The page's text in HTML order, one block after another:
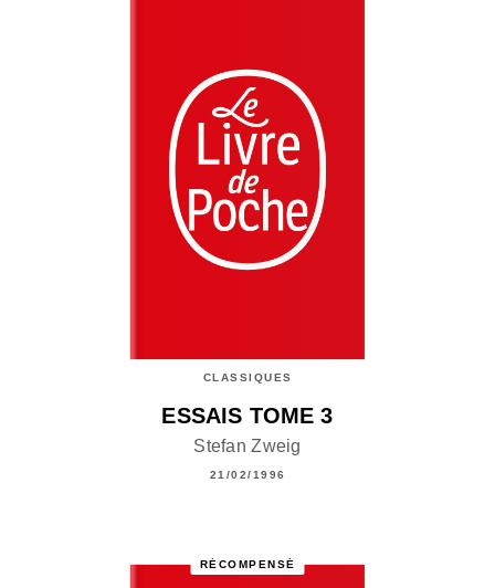
CLASSIQUES
ESSAIS TOME 3
Stefan Zweig
21/02/1996
RÉCOMPENSÉ